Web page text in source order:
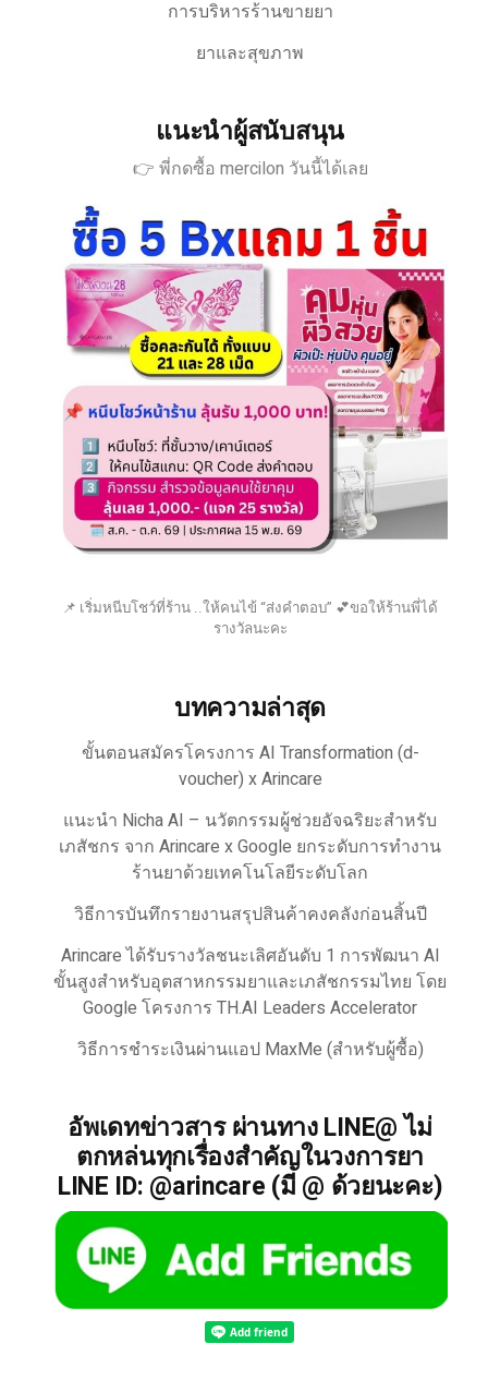
การบริหารร้านขายยา
ยาและสุขภาพ
แนะนำผู้สนับสนุน
👉 พี่กดซื้อ mercilon วันนี้ได้เลย
📌 เริ่มหนีบโชว์ที่ร้าน ..ให้คนไข้ “ส่งคำตอบ” 💕ขอให้ร้านพี่ได้
รางวัลนะคะ
บทความล่าสุด
ขั้นตอนสมัครโครงการ AI Transformation (d-
voucher) x Arincare
แนะนำ Nicha AI – นวัตกรรมผู้ช่วยอัจฉริยะสำหรับ
เภสัชกร จาก Arincare x Google ยกระดับการทำงาน
ร้านยาด้วยเทคโนโลยีระดับโลก
วิธีการบันทึกรายงานสรุปสินค้าคงคลังก่อนสิ้นปี
Arincare ได้รับรางวัลชนะเลิศอันดับ 1 การพัฒนา AI
ขั้นสูงสำหรับอุตสาหกรรมยาและเภสัชกรรมไทย โดย
Google โครงการ TH.AI Leaders Accelerator
วิธีการชำระเงินผ่านแอป MaxMe (สำหรับผู้ซื้อ)
อัพเดทข่าวสาร ผ่านทาง LINE@ ไม่
ตกหล่นทุกเรื่องสำคัญในวงการยา
LINE ID: @arincare (มี @ ด้วยนะคะ)